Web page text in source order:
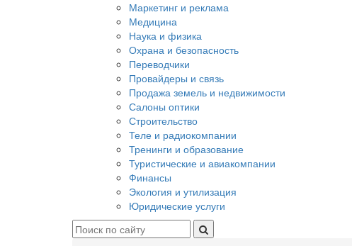
Маркетинг и реклама
Медицина
Наука и физика
Охрана и безопасность
Переводчики
Провайдеры и связь
Продажа земель и недвижимости
Салоны оптики
Строительство
Теле и радиокомпании
Тренинги и образование
Туристические и авиакомпании
Финансы
Экология и утилизация
Юридические услуги